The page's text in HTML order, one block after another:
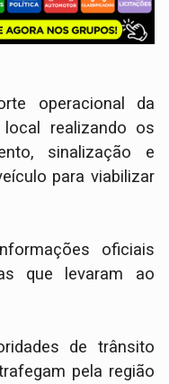
operacional da
realizando os
sinalização e
para viabilizar
oficiais
que levaram ao
de trânsito
pela região